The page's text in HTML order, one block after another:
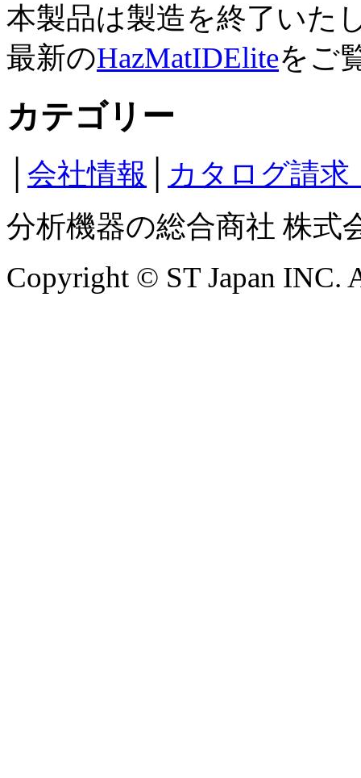
本製品は製造を終了いた
最新のHazMatIDEliteをご
カテゴリー
会社情報
カタログ請
分析機器の総合商社 株式
Copyright © ST Japan INC.